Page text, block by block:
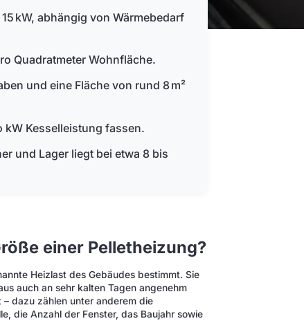
kW, abhängig von Wärmebedarf
Quadratmeter Wohnfläche.
und eine Fläche von rund 8 m²
kW Kesselleistung fassen.
und Lager liegt bei etwa 8 bis
einer Pelletheizung?
Heizlast des Gebäudes bestimmt. Sie
auch an sehr kalten Tagen angenehm
dazu zählen unter anderem die
die Anzahl der Fenster, das Baujahr sowie